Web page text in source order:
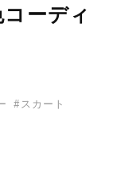
ーディ
#スカート